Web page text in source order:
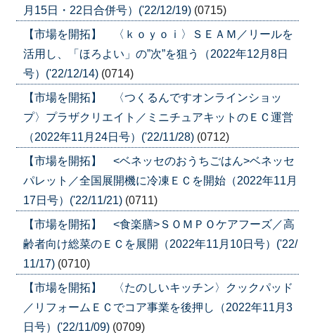
月15日・22日合併号）('22/12/19) (0715)
【市場を開拓】 〈ｋｏｙｏｉ〉ＳＥＡＭ／リールを
活用し、「ほろよい」の”次”を狙う（2022年12月8日
号）('22/12/14) (0714)
【市場を開拓】 〈つくるんですオンラインショッ
プ〉プラザクリエイト／ミニチュアキットのＥＣ運営
（2022年11月24日号）('22/11/28) (0712)
【市場を開拓】 <ベネッセのおうちごはん>ベネッセ
パレット／全国展開機に冷凍ＥＣを開始（2022年11月
17日号）('22/11/21) (0711)
【市場を開拓】 <食楽膳>ＳＯＭＰＯケアフーズ／高
齢者向け総菜のＥＣを展開（2022年11月10日号）('22/
11/17) (0710)
【市場を開拓】 〈たのしいキッチン〉クックパッド
／リフォームＥＣでコア事業を後押し（2022年11月3
日号）('22/11/09) (0709)